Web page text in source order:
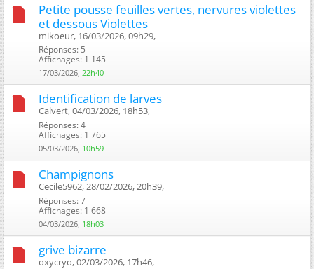
Petite pousse feuilles vertes, nervures violettes
et dessous Violettes
mikoeur, 16/03/2026, 09h29, ‎
Réponses: 5
Affichages: 1 145
17/03/2026, 22h40
Identification de larves
Calvert, 04/03/2026, 18h53, ‎
Réponses: 4
Affichages: 1 765
05/03/2026, 10h59
Champignons
Cecile5962, 28/02/2026, 20h39, ‎
Réponses: 7
Affichages: 1 668
04/03/2026, 18h03
grive bizarre
oxycryo, 02/03/2026, 17h46, ‎